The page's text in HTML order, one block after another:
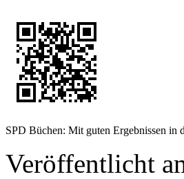
SPD Büchen: Mit guten Ergebnissen in
Veröffentlicht